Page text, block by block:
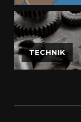
TECHNIK